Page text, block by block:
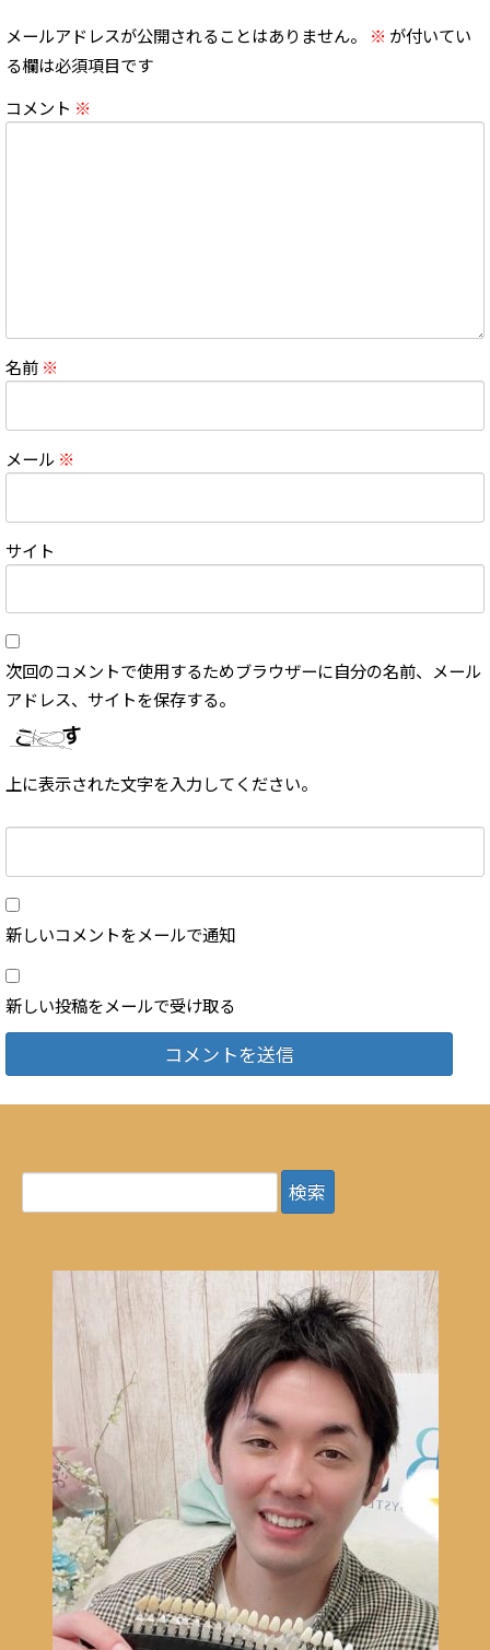
メールアドレスが公開されることはありません。 ※ が付いてい
る欄は必須項目です
コメント ※
名前 ※
メール ※
サイト
次回のコメントで使用するためブラウザーに自分の名前、メール
アドレス、サイトを保存する。
上に表示された文字を入力してください。
新しいコメントをメールで通知
新しい投稿をメールで受け取る
索: